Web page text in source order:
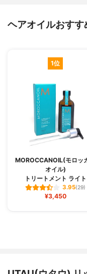
ヘアオイルおす
1位
MOROCCANOIL(モロッ
オイル)
トリートメント ライト
3.95(29)
¥3,450